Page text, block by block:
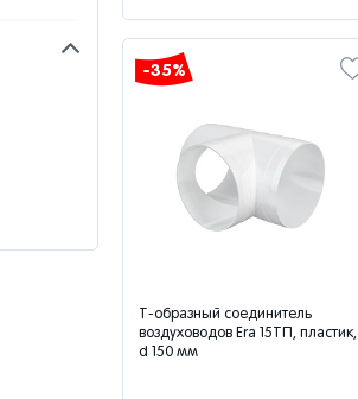
-35%
Т-образный соединитель
воздуховодов Era 15ТП, пластик,
d 150 мм